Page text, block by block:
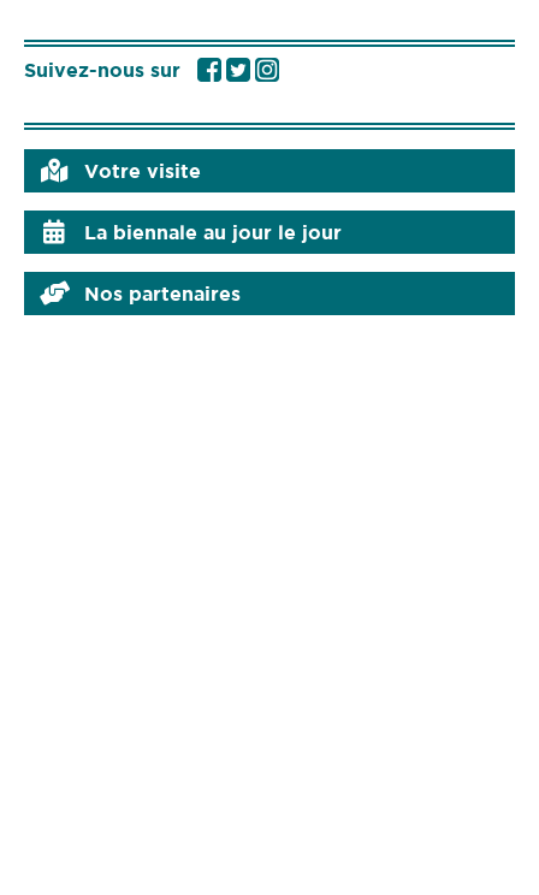
Suivez-nous sur
Votre visite
La biennale au jour le jour
Nos partenaires